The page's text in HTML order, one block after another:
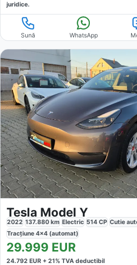
juridice.
Sună WhatsApp
Tesla Model Y
2022 137.880 km Electric 514 CP Cutie
Tracțiune 4x4 (automat)
29.999 EUR
24.792 EUR + 21% TVA deductibil